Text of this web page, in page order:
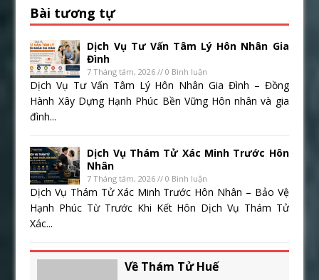
Bài tương tự
Dịch Vụ Tư Vấn Tâm Lý Hôn Nhân Gia
Đình
7 Tháng tám, 2026 // 0 Bình luận
Dịch Vụ Tư Vấn Tâm Lý Hôn Nhân Gia Đình – Đồng
Hành Xây Dựng Hạnh Phúc Bền Vững Hôn nhân và gia
đình...
Dịch Vụ Thám Tử Xác Minh Trước Hôn
Nhân
7 Tháng tám, 2026 // 0 Bình luận
Dịch Vụ Thám Tử Xác Minh Trước Hôn Nhân – Bảo Vệ
Hạnh Phúc Từ Trước Khi Kết Hôn Dịch Vụ Thám Tử
Xác...
Về Thám Tử Huế